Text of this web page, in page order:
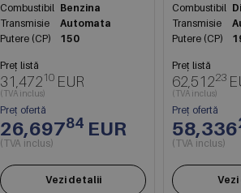
Combustibil Benzina
Transmisie
Automata
Putere (CP)
150
Preț listă
31,47210 EUR
(TVA inclus)
Preț ofertă
26,69784 EUR
(TVA inclus)
Vezi detalii
Combustibil
Transmisie
Putere (CP)
Preț listă
62,51223
(TVA inclus)
Preț ofertă
58,336
(TVA inclus)